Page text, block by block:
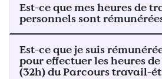
Est-ce que mes heures de
personnels sont
Est-ce que je suis
pour effectuer les heures de
(32h) du Parcours travail-